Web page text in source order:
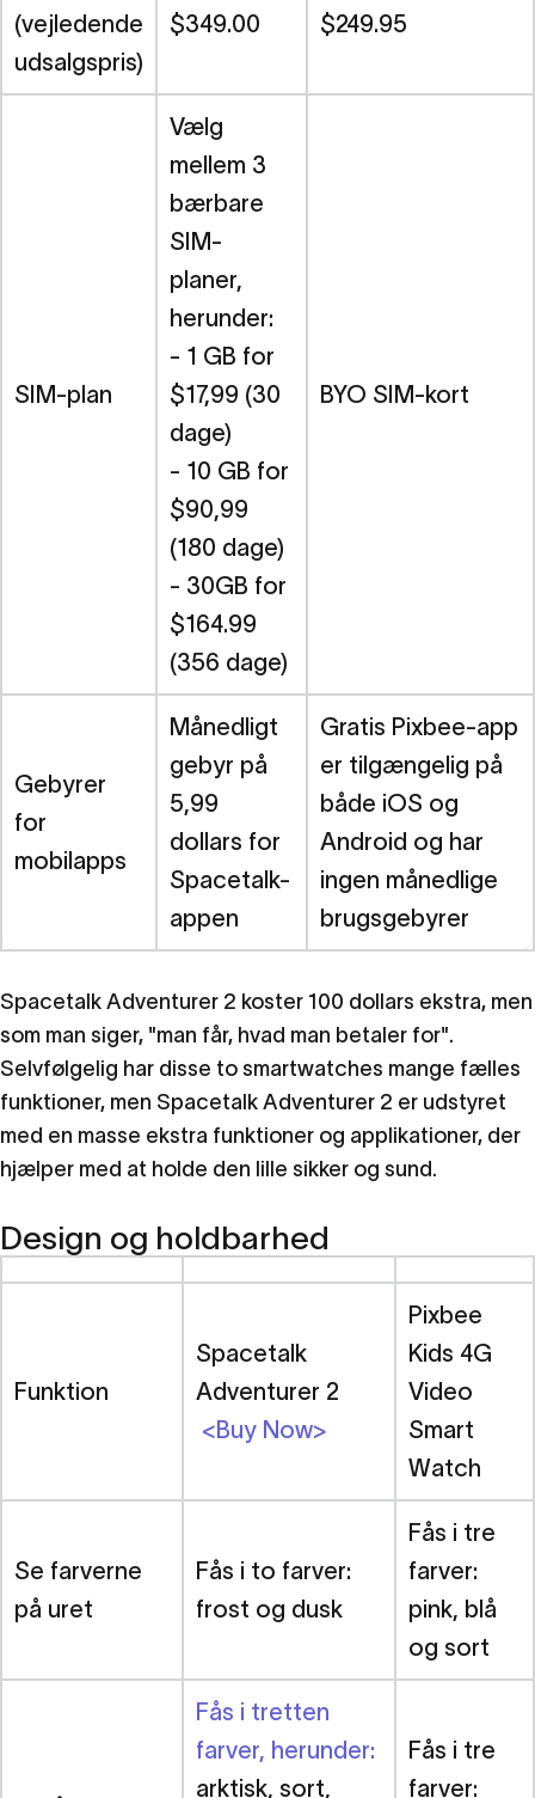
(vejledende
udsalgspris)
$349.00 $249.95
SIM-plan
Vælg
mellem 3
bærbare
SIM-
planer,
herunder:
- 1 GB for
$17,99 (30
dage)
- 10 GB for
$90,99
(180 dage)
- 30GB for
$164.99
(356 dage)
BYO SIM-kort
Gebyrer
for
mobilapps
Månedligt
gebyr på
5,99
dollars for
Spacetalk-
appen
Gratis Pixbee-app
er tilgængelig på
både iOS og
Android og har
ingen månedlige
brugsgebyrer
Spacetalk Adventurer 2 koster 100 dollars ekstra, men
som man siger, "man får, hvad man betaler for".
Selvfølgelig har disse to smartwatches mange fælles
funktioner, men Spacetalk Adventurer 2 er udstyret
med en masse ekstra funktioner og applikationer, der
hjælper med at holde den lille sikker og sund.
Design og holdbarhed
Funktion
Spacetalk
Adventurer 2
<Buy Now>
Pixbee
Kids 4G
Video
Smart
Watch
Se farverne
på uret
Fås i to farver:
frost og dusk
Fås i tre
farver:
pink, blå
og sort
Fås i tretten
farver, herunder:
arktisk, sort,
Fås i tre
farver: